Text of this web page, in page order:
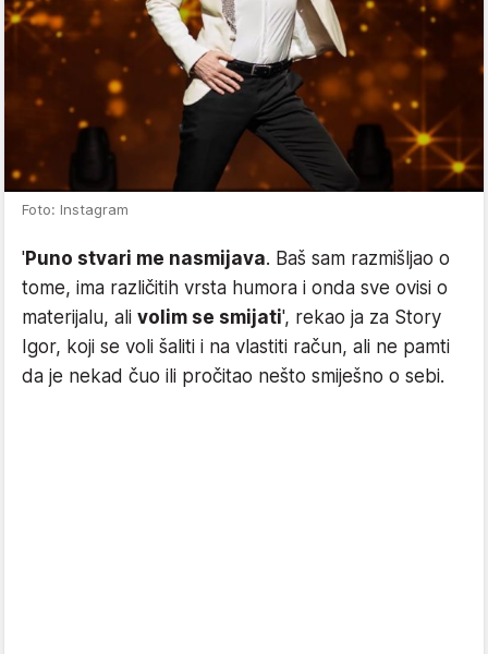
Foto: Instagram
'Puno stvari me nasmijava. Baš sam razmišljao o
tome, ima različitih vrsta humora i onda sve ovisi o
materijalu, ali volim se smijati', rekao ja za Story
Igor, koji se voli šaliti i na vlastiti račun, ali ne pamti
da je nekad čuo ili pročitao nešto smiješno o sebi.